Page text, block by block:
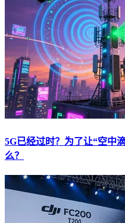
5G已经过时？为了让“空中
么？